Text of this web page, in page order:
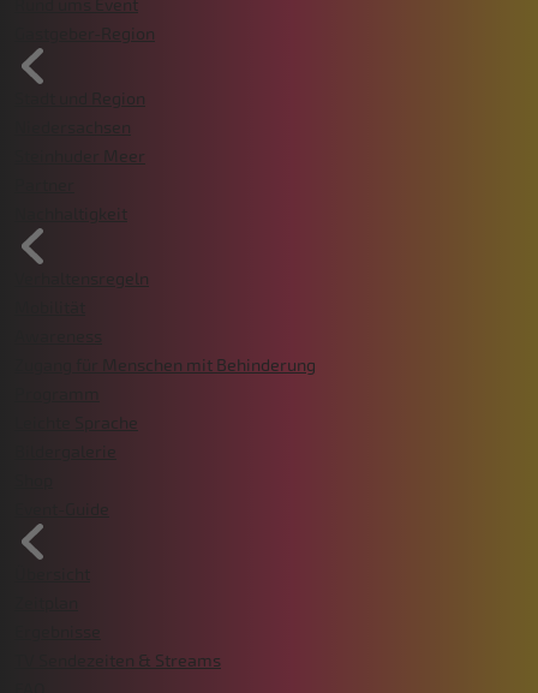
Rund ums Event
Gastgeber-Region
Stadt und Region
Niedersachsen
Steinhuder Meer
Nachhaltigkeit
Verhaltensregeln
Zugang für Menschen mit Behinderung
Leichte Sprache
Bildergalerie
TV Sendezeiten & Streams